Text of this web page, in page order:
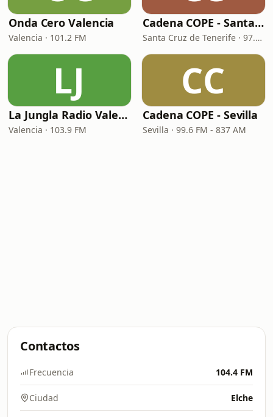
Onda Cero Valencia
Valencia · 101.2 FM
Cadena COPE - Santa Cruz de Tenerife
Santa Cruz de Tenerife · 97.1 FM - 882 AM
LJ
La Jungla Radio Valencia
Valencia · 103.9 FM
CC
Cadena COPE - Sevilla
Sevilla · 99.6 FM - 837 AM
Contactos
Frecuencia 104.4 FM
Ciudad Elche